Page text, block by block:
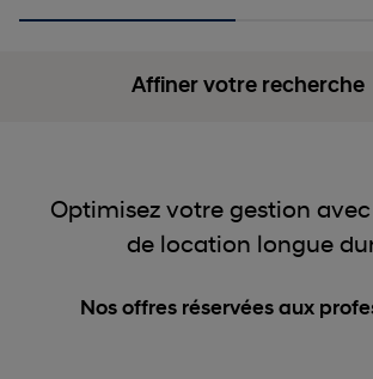
Affiner votre recherche
Optimisez votre gestion
de location longue
Nos offres réservées aux